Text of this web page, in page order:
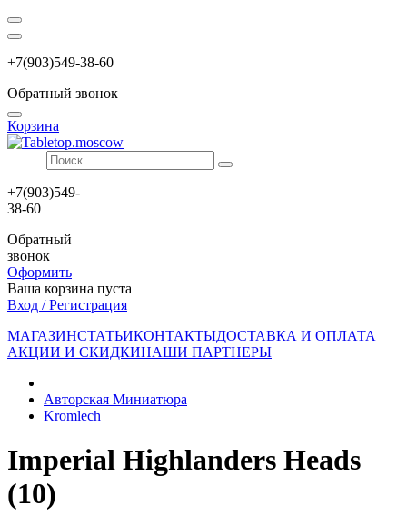
+7(903)549-38-60
Обратный звонок
Корзина
+7(903)549-
38-60
Обратный
звонок
Оформить
Ваша корзина пуста
Вход / Регистрация
МАГАЗИНСТАТЬИКОНТАКТЫДОСТАВКА И ОПЛАТА
АКЦИИ И СКИДКИНАШИ ПАРТНЕРЫ
Авторская Миниатюра
Kromlech
Imperial Highlanders Heads
(10)